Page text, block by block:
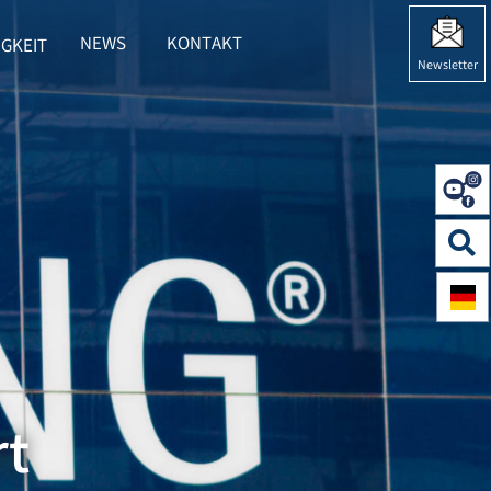
Newsletter
FOR "NACHHALTIGKEIT"
NEWS KONTAKT